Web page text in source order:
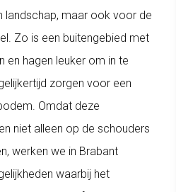
landschap, maar ook voor de
Zo is een buitengebied met
en hagen leuker om in te
zorgen voor een
Omdat deze
niet alleen op de schouders
werken we in Brabant
waarbij het